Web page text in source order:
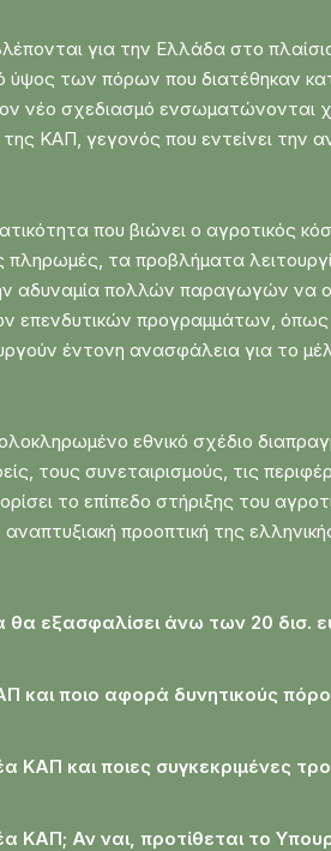
για την Ελλάδα στο
ύψος των πόρων που διατέθηκαν
νέο σχεδιασμό ενσωματώνονται
ΚΑΠ, γεγονός που εντείνει την
που βιώνει ο αγροτικός
πληρωμές, τα προβλήματα
αδυναμία πολλών παραγωγών να
επενδυτικών προγραμμάτων,
έντονη ανασφάλεια για το
εθνικό σχέδιο
τους συνεταιρισμούς, τις
το επίπεδο στήριξης του
προοπτική της
θα εξασφαλίσει άνω των 20 δισ.
και ποιο αφορά δυνητικούς
και ποιες συγκεκριμένες
ΚΑΠ; Αν ναι, προτίθεται το